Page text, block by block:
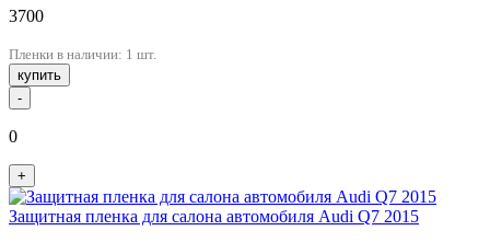
3700
Пленки в наличии: 1 шт.
купить
-
0
+
Защитная пленка для салона автомобиля Audi Q7 2015